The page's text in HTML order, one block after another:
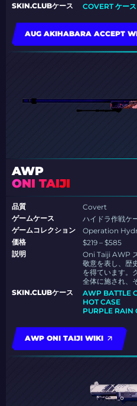
SKIN.CLUBケース
COVERT ケース
AUG AKIHABARA ACCEPT
AWP
ONI TAIJI
品質
Covert
ゲームケース
ハイドラ作戦ケ
ゲームコレクション
Operation
価格
$219 – $585
説明
Oni Taiji AWP
敬意を表し、歴
を得ています。
全体に施され、
SKIN.CLUBケース
AWP BATTLE
HOT CASE
PURPLE RAIN
AWP ONI TAIJI WIKI